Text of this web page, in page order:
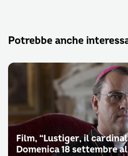
Potrebbe anche
Film, “Lustiger, il
Domenica 18 settembre